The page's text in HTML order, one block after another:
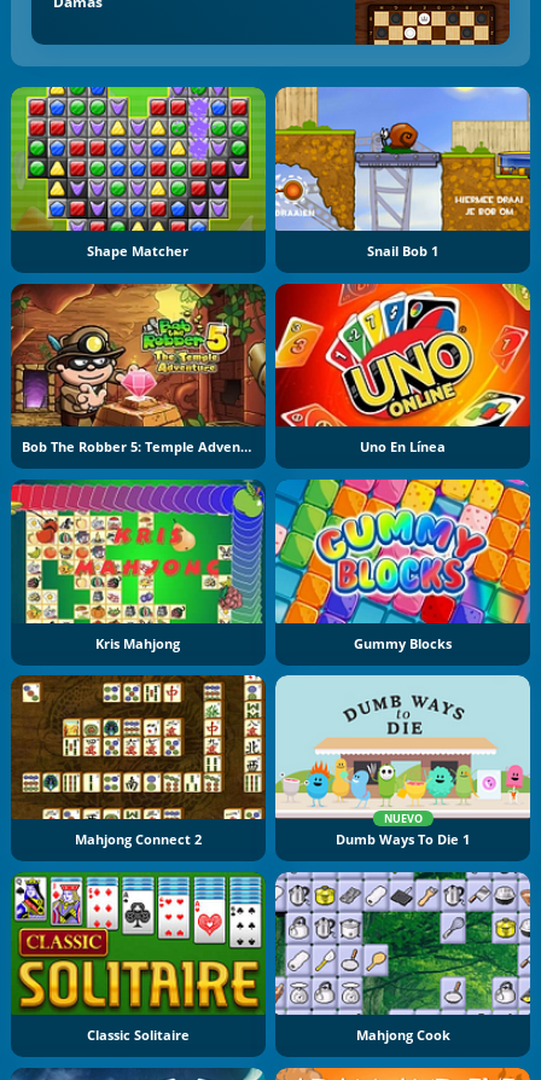
Shape Matcher Snail Bob 1
Bob The Robber 5: Temple Adventure Uno En Línea
Kris Mahjong Gummy Blocks
Mahjong Connect 2
NUEVO
Dumb Ways To Die 1
Classic Solitaire Mahjong Cook